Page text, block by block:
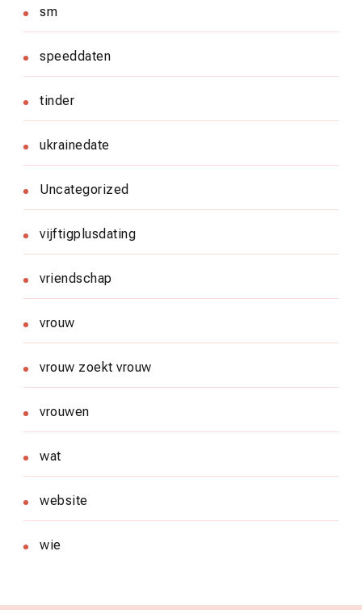
sm
speeddaten
tinder
ukrainedate
Uncategorized
vijftigplusdating
vriendschap
vrouw
vrouw zoekt vrouw
vrouwen
wat
website
wie